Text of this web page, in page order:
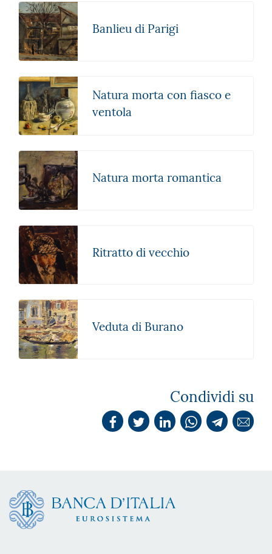
Banlieu di Parigi
Natura morta con fiasco e
ventola
Natura morta romantica
Ritratto di vecchio
Veduta di Burano
Condividi su